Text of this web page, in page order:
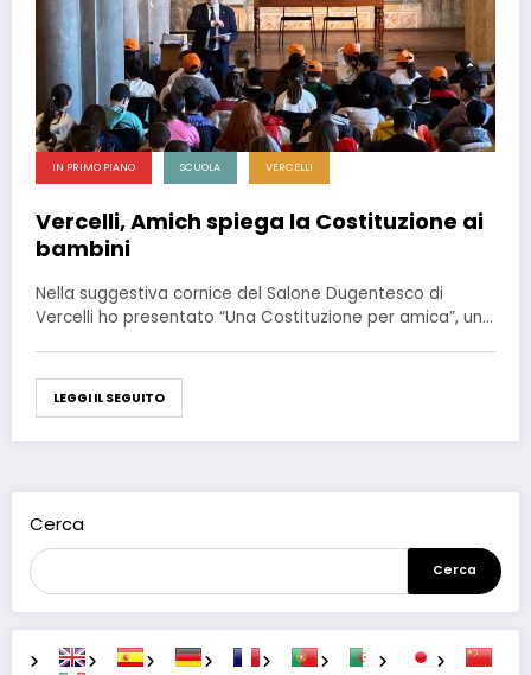
IN PRIMO PIANO SCUOLA VERCELLI
Vercelli, Amich spiega la Costituzione ai
bambini
Nella suggestiva cornice del Salone Dugentesco di
Vercelli ho presentato “Una Costituzione per amica”, un…
LEGGI IL SEGUITO
Cerca
Cerca